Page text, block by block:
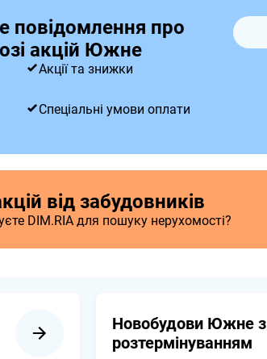
повідомлення про
акцій Южне
Акції та знижки
Спеціальні умови оплати
від забудовників
DIM.RIA для пошуку нерухомості?
Новобудови Южне з
розтермінуванням